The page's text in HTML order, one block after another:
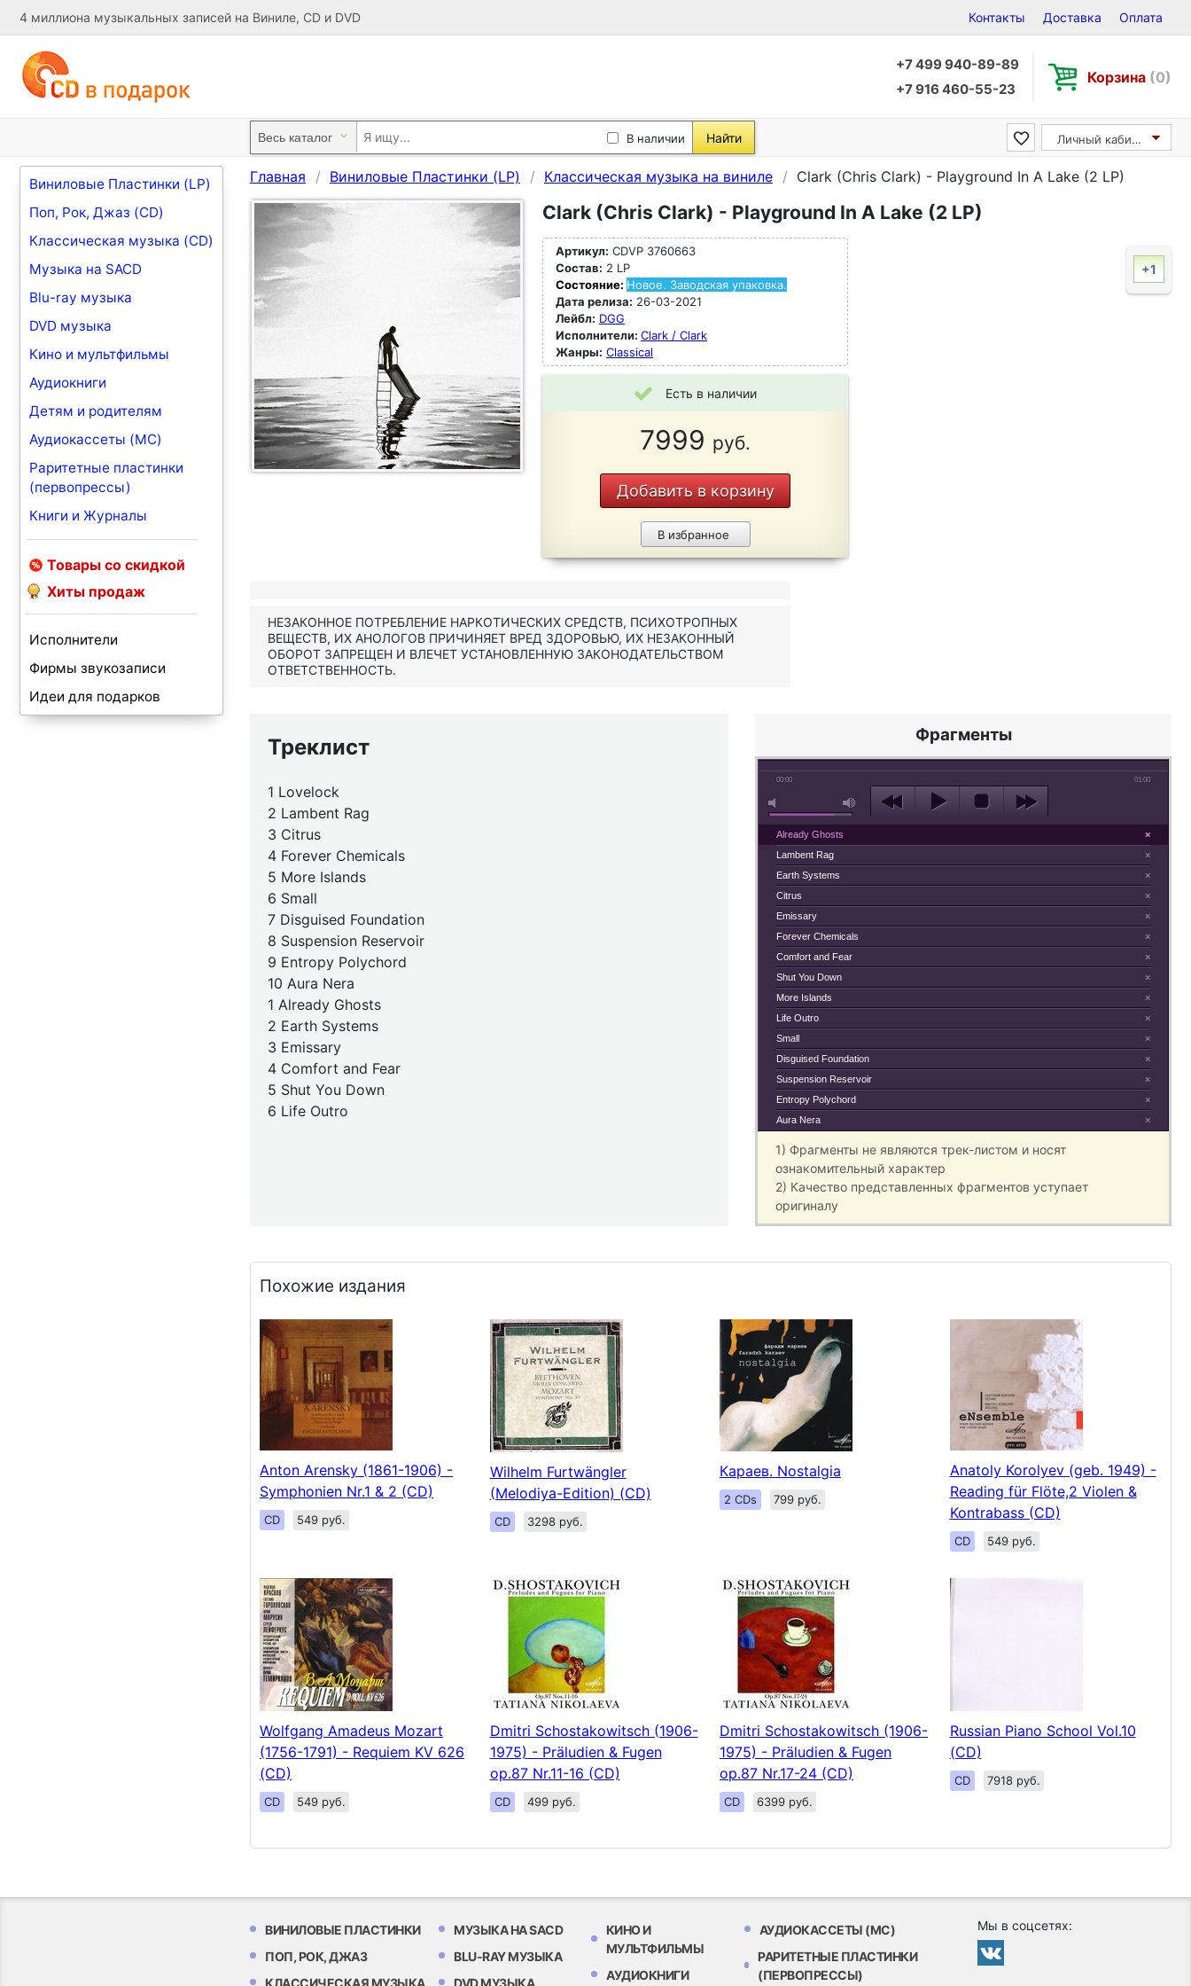
4 миллиона музыкальных записей на Виниле, CD и DVD Контакты Доставка Оплата
+7 499 940-89-89
+7 916 460-55-23
Корзина (0)
В наличии Найти Личный кабинет
Виниловые Пластинки (LP)
Поп, Рок, Джаз (CD)
Классическая музыка (CD)
Музыка на SACD
Blu-ray музыка
DVD музыка
Кино и мультфильмы
Аудиокниги
Детям и родителям
Аудиокассеты (MC)
Раритетные пластинки
(первопрессы)
Книги и Журналы
Товары со скидкой
Хиты продаж
Исполнители
Фирмы звукозаписи
Идеи для подарков
Главная Виниловые Пластинки (LP) Классическая музыка на виниле Clark (Chris Clark) - Playground In A Lake (2 LP)
Clark (Chris Clark) - Playground In A Lake (2 LP)
Артикул: CDVP 3760663
Состав: 2 LP
Состояние: Новое. Заводская упаковка.
Дата релиза: 26-03-2021
Лейбл: DGG
Исполнители: Clark / Clark
Жанры: Classical
Есть в наличии
7999 руб.
Добавить в корзину
В избранное
+1
НЕЗАКОННОЕ ПОТРЕБЛЕНИЕ НАРКОТИЧЕСКИХ СРЕДСТВ, ПСИХОТРОПНЫХ
ВЕЩЕСТВ, ИХ АНОЛОГОВ ПРИЧИНЯЕТ ВРЕД ЗДОРОВЬЮ, ИХ НЕЗАКОННЫЙ
ОБОРОТ ЗАПРЕЩЕН И ВЛЕЧЕТ УСТАНОВЛЕННУЮ ЗАКОНОДАТЕЛЬСТВОМ
ОТВЕТСТВЕННОСТЬ.
Треклист
1 Lovelock
2 Lambent Rag
3 Citrus
4 Forever Chemicals
5 More Islands
6 Small
7 Disguised Foundation
8 Suspension Reservoir
9 Entropy Polychord
10 Aura Nera
1 Already Ghosts
2 Earth Systems
3 Emissary
4 Comfort and Fear
5 Shut You Down
6 Life Outro
Фрагменты
00:00 01:00
×
Already Ghosts
×
Lambent Rag
×
Earth Systems
×
Citrus
×
Emissary
×
Forever Chemicals
×
Comfort and Fear
×
Shut You Down
×
More Islands
×
Life Outro
×
Small
×
Disguised Foundation
×
Suspension Reservoir
×
Entropy Polychord
×
Aura Nera
1) Фрагменты не являются трек-листом и носят
ознакомительный характер
2) Качество представленных фрагментов уступает
оригиналу
Похожие издания
Anton Arensky (1861-1906) -
Symphonien Nr.1 & 2 (CD)
CD 549 руб.
Wilhelm Furtwängler
(Melodiya-Edition) (CD)
CD 3298 руб.
Караев. Nostalgia
2 CDs 799 руб.
Anatoly Korolyev (geb. 1949) -
Reading für Flöte,2 Violen &
Kontrabass (CD)
CD 549 руб.
Wolfgang Amadeus Mozart
(1756-1791) - Requiem KV 626
(CD)
CD 549 руб.
Dmitri Schostakowitsch (1906-
1975) - Präludien & Fugen
op.87 Nr.11-16 (CD)
CD 499 руб.
Dmitri Schostakowitsch (1906-
1975) - Präludien & Fugen
op.87 Nr.17-24 (CD)
CD 6399 руб.
Russian Piano School Vol.10
(CD)
CD 7918 руб.
ВИНИЛОВЫЕ ПЛАСТИНКИ
ПОП, РОК, ДЖАЗ
КЛАССИЧЕСКАЯ МУЗЫКА
МУЗЫКА НА SACD
BLU-RAY МУЗЫКА
DVD МУЗЫКА
КИНО И
МУЛЬТФИЛЬМЫ
АУДИОКНИГИ
АУДИОКАССЕТЫ (MC)
РАРИТЕТНЫЕ ПЛАСТИНКИ
(ПЕРВОПРЕССЫ)
Мы в соцсетях: